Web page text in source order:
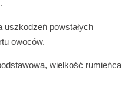
uszkodzeń powstałych
owoców.
wielkość rumieńca